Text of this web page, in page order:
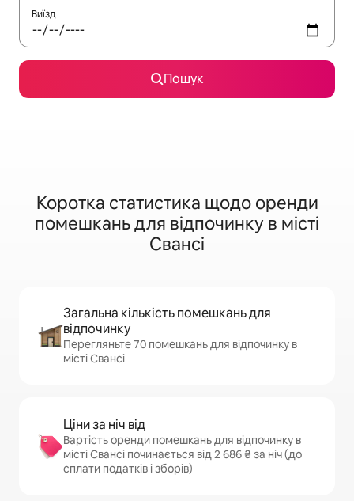
Виїзд
Пошук
Коротка статистика щодо оренди
помешкань для відпочинку в місті
Свансі
Загальна кількість помешкань для
відпочинку
Перегляньте 70 помешкань для відпочинку в
місті Свансі
Ціни за ніч від
Вартість оренди помешкань для відпочинку в
місті Свансі починається від 2 686 ₴ за ніч (до
сплати податків і зборів)